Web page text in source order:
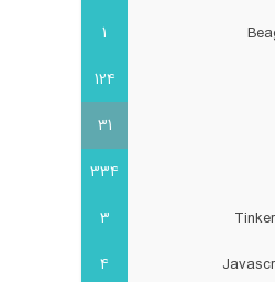
1
124
31
334
3
4